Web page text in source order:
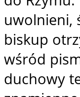
uwolnieni,
biskup
wśród
duchowy